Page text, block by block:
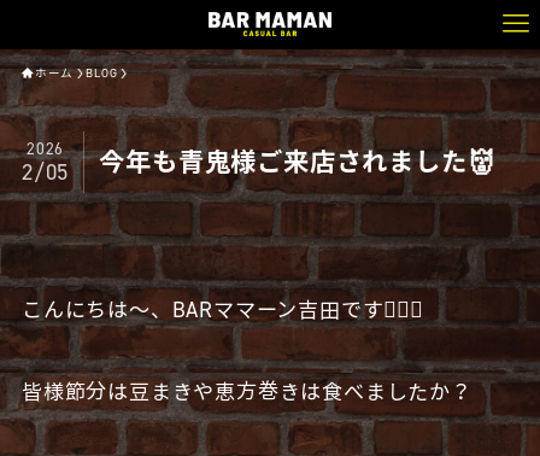
ホーム BLOG
今年も青鬼様ご来店されました👹
2026
2/05
こんにちは〜、BARママーン吉田です🧔🏻‍♂️
皆様節分は豆まきや恵方巻きは食べましたか？